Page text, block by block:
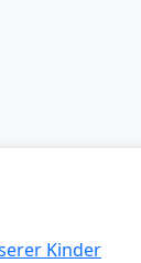
Kinder